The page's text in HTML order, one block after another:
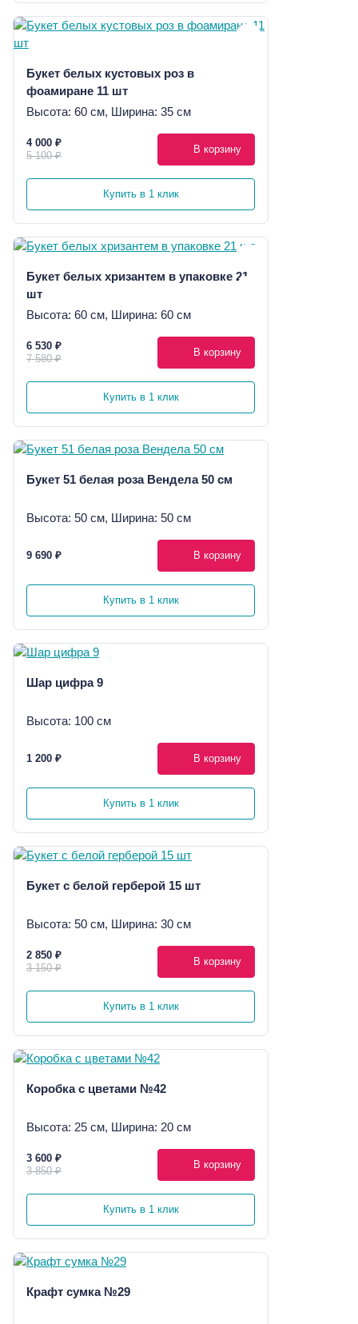
Букет белых кустовых роз в
фоамиране 11 шт
Высота: 60 см, Ширина: 35 см
4 000 ₽
5 100 ₽
В корзину
Купить в 1 клик
Букет белых хризантем в упаковке 21
шт
Высота: 60 см, Ширина: 60 см
6 530 ₽
7 580 ₽
В корзину
Купить в 1 клик
Букет 51 белая роза Вендела 50 см
Высота: 50 см, Ширина: 50 см
9 690 ₽ В корзину
Купить в 1 клик
Шар цифра 9
Высота: 100 см
1 200 ₽ В корзину
Купить в 1 клик
Букет с белой герберой 15 шт
Высота: 50 см, Ширина: 30 см
2 850 ₽
3 150 ₽
В корзину
Купить в 1 клик
Коробка с цветами №42
Высота: 25 см, Ширина: 20 см
3 600 ₽
3 850 ₽
В корзину
Купить в 1 клик
Крафт сумка №29